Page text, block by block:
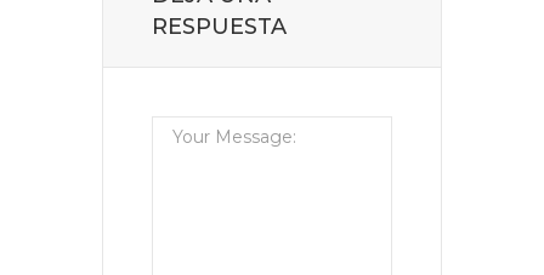
RESPUESTA